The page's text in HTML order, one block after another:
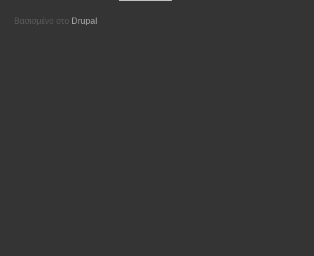
Βασισμένο στο Drupal